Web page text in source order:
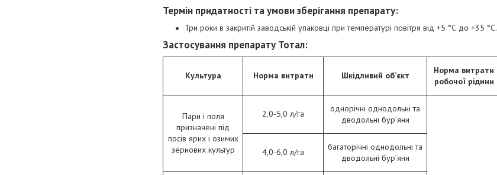
Термін придатності та умови зберігання препарату:
Три роки в закритій заводській упаковці при температурі повітря від +5 °С до +35 °С.
Застосування препарату Тотал:
Культура Норма витрати Шкідливий об’єкт
Норма витрати
робочої рідини
Пари і поля
призначені під
посів ярих і озимих
зернових культур
2,0-5,0 л/га
однорічні однодольні та
дводольні бур’яни
4,0-6,0 л/га
багаторічні однодольні та
дводольні бур’яни